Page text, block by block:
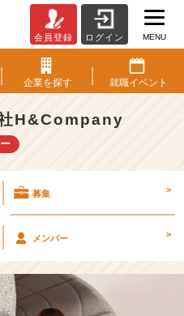
会員登録 ログイン MENU
企業を探す 就職イベント
H&Company
募集 >
メンバー >